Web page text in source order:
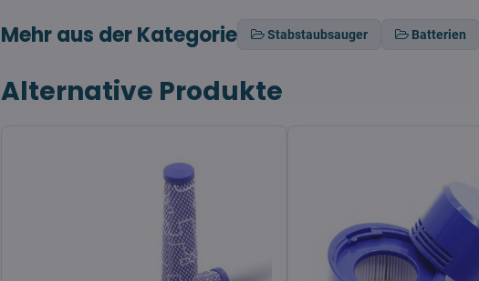
Mehr aus der Kategorie Stabstaubsauger Batterien
Alternative Produkte